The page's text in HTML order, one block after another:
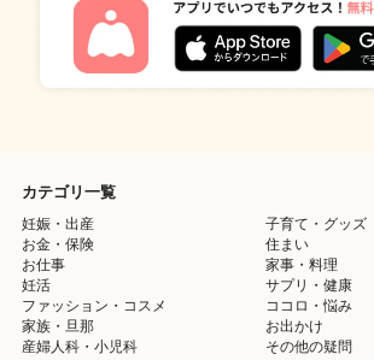
カテゴリ一覧
妊娠・出産
子育て・グッズ
お金・保険
住まい
お仕事
家事・料理
妊活
サプリ・健康
ファッション・コスメ
ココロ・悩み
家族・旦那
お出かけ
産婦人科・小児科
その他の疑問